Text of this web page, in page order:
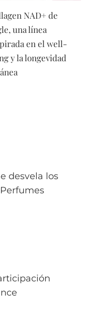
NAD+ de
una línea
en el well-
y la longevidad
desvela los